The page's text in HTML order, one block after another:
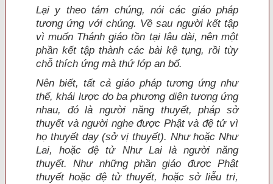
Lại y theo tám chúng, nói các giáo pháp
tương ứng với chúng. Về sau người kết tập
vì muốn Thánh giáo tồn tại lâu dài, nên một
phần kết tập thành các bài kệ tụng, rồi tùy
chỗ thích ứng mà thứ lớp an bố.
Nên biết, tất cả giáo pháp tương ứng như
thế, khái lược do ba phương diện tương ứng
nhau, đó là người năng thuyết, pháp sở
thuyết và người nghe được Phật và đệ tử vì
họ thuyết dạy (sở vị thuyết). Như hoặc Như
Lai, hoặc đệ tử Như Lai là người năng
thuyết. Như những phần giáo được Phật
thuyết hoặc đệ tử thuyết, hoặc sở liễu tri,